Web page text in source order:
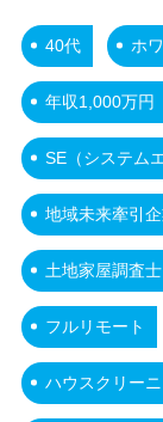
40代 ホ
年収1,000万円
SE（システム
地域未来牽引
土地家屋調査士
フルリモート
ハウスクリー